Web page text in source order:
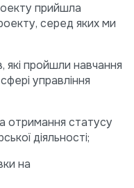
прийшла
серед яких ми
які пройшли навчання
управління
отримання статусу
діяльності;
на